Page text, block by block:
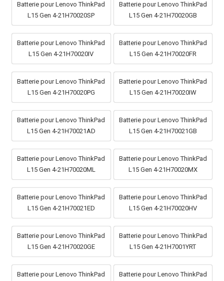
Batterie pour Lenovo ThinkPad
L15 Gen 4-21H70020SP
Batterie pour Lenovo ThinkPad
L15 Gen 4-21H70020GB
Batterie pour Lenovo ThinkPad
L15 Gen 4-21H70020IV
Batterie pour Lenovo ThinkPad
L15 Gen 4-21H70020FR
Batterie pour Lenovo ThinkPad
L15 Gen 4-21H70020PG
Batterie pour Lenovo ThinkPad
L15 Gen 4-21H70020IW
Batterie pour Lenovo ThinkPad
L15 Gen 4-21H70021AD
Batterie pour Lenovo ThinkPad
L15 Gen 4-21H70021GB
Batterie pour Lenovo ThinkPad
L15 Gen 4-21H70020ML
Batterie pour Lenovo ThinkPad
L15 Gen 4-21H70020MX
Batterie pour Lenovo ThinkPad
L15 Gen 4-21H70021ED
Batterie pour Lenovo ThinkPad
L15 Gen 4-21H70020HV
Batterie pour Lenovo ThinkPad
L15 Gen 4-21H70020GE
Batterie pour Lenovo ThinkPad
L15 Gen 4-21H7001YRT
Batterie pour Lenovo ThinkPad
Batterie pour Lenovo ThinkPad